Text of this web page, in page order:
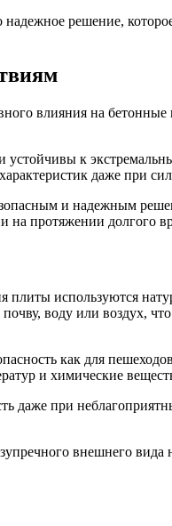
надежное решение,
влияния на
к
даже при
и надежным
на протяжении долгого
используются
воду или воздух,
как для
и химические
даже при
внешнего вида